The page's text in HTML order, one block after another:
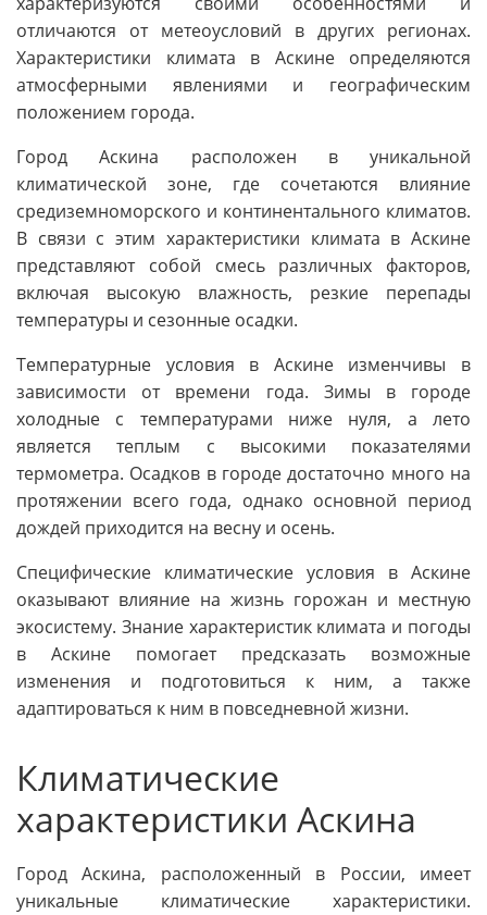
отличаются от метеоусловий в других регионах.
Характеристики климата в Аскине определяются
атмосферными явлениями и географическим
положением города.
Город Аскина расположен в уникальной
климатической зоне, где сочетаются влияние
средиземноморского и континентального климатов.
В связи с этим характеристики климата в Аскине
представляют собой смесь различных факторов,
включая высокую влажность, резкие перепады
температуры и сезонные осадки.
Температурные условия в Аскине изменчивы в
зависимости от времени года. Зимы в городе
холодные с температурами ниже нуля, а лето
является теплым с высокими показателями
термометра. Осадков в городе достаточно много на
протяжении всего года, однако основной период
дождей приходится на весну и осень.
Специфические климатические условия в Аскине
оказывают влияние на жизнь горожан и местную
экосистему. Знание характеристик климата и погоды
в Аскине помогает предсказать возможные
изменения и подготовиться к ним, а также
адаптироваться к ним в повседневной жизни.
Климатические
характеристики Аскина
Город Аскина, расположенный в России, имеет
уникальные климатические характеристики.